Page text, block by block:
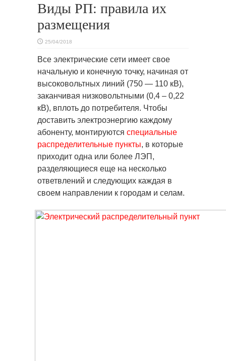
Виды РП: правила их
размещения
25/04/2018
Все электрические сети имеет свое
начальную и конечную точку, начиная от
высоковольтных линий (750 — 110 кВ),
заканчивая низковольтными (0,4 – 0,22
кВ), вплоть до потребителя. Чтобы
доставить электроэнергию каждому
абоненту, монтируются специальные
распределительные пункты, в которые
приходит одна или более ЛЭП,
разделяющиеся еще на несколько
ответвлений и следующих каждая в
своем направлении к городам и селам.